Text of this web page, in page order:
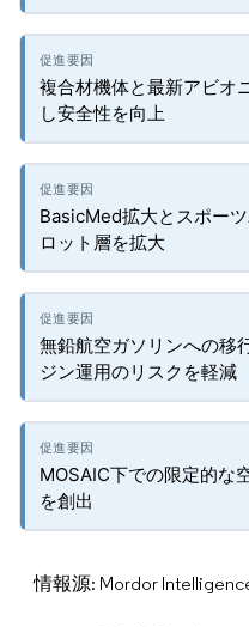
複合材機体と最新アビオ
し安全性を向上
BasicMed拡大とスポー
ロット層を拡大
無鉛航空ガソリンへの移
ジン運用のリスクを軽減
MOSAIC下での限定的な
を創出
情報源: Mordor